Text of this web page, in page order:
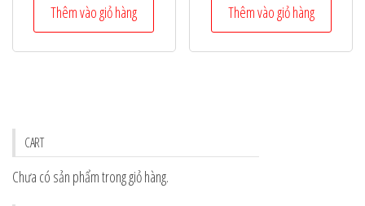
là:
7.080.000 ₫. là:
5.664.000 ₫.
Thêm vào giỏ hàng
là:
7.080.000 ₫. là:
Thêm vào giỏ hàng
CART
Chưa có sản phẩm trong giỏ hàng.